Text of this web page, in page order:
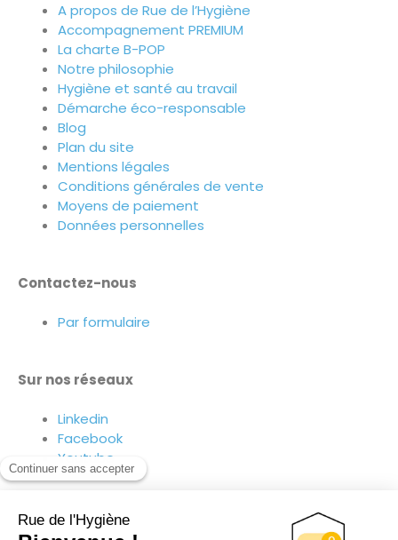
A propos de Rue de l’Hygiène
Accompagnement PREMIUM
La charte B-POP
Notre philosophie
Hygiène et santé au travail
Démarche éco-responsable
Blog
Plan du site
Mentions légales
Conditions générales de vente
Moyens de paiement
Données personnelles
Contactez-nous
Par formulaire
Sur nos réseaux
Linkedin
Facebook
Youtube